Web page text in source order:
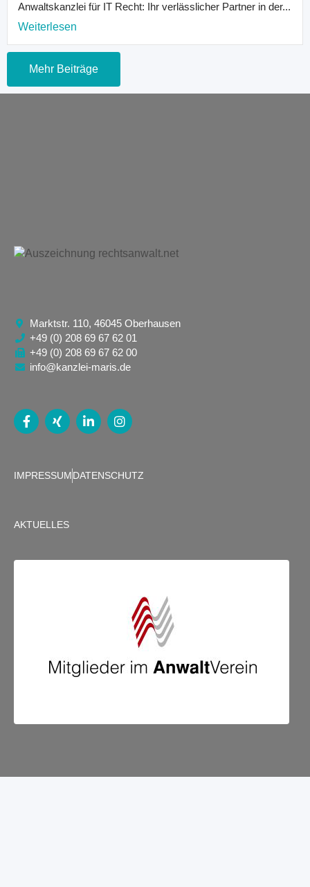
Anwaltskanzlei für IT Recht: Ihr verlässlicher Partner in der...
Weiterlesen
Mehr Beiträge
Marktstr. 110, 46045 Oberhausen
+49 (0) 208 69 67 62 01
+49 (0) 208 69 67 62 00
info@kanzlei-maris.de
IMPRESSUMDATENSCHUTZ
AKTUELLES